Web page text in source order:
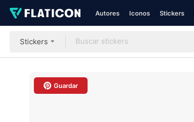
Autores Iconos Stickers
Stickers
Guardar